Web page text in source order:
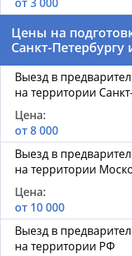
Цены на
Санкт-Петербургу
Выезд в
на территории
от 8 000
Выезд в
на территории
от 10 000
Выезд в
на территории РФ